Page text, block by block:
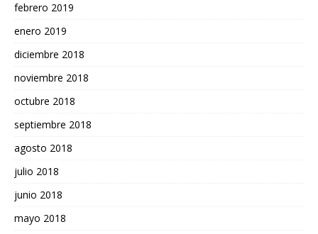
febrero 2019
enero 2019
diciembre 2018
noviembre 2018
octubre 2018
septiembre 2018
agosto 2018
julio 2018
junio 2018
mayo 2018